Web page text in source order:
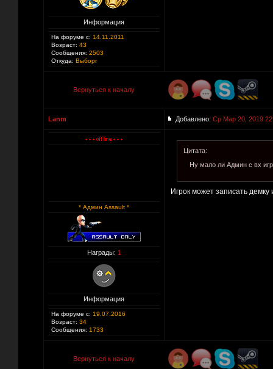
Информация
На форуме с: 14.11.2011
Возраст: 43
Сообщения: 2503
Откуда: Выборг
Вернуться к началу
Lanm Добавлено: Ср Мар 20, 2019
* Админ Assault *
Награды: 1
Информация
На форуме с: 19.07.2016
Возраст: 34
Сообщения: 1733
Цитата:
Ну мало ли Админ с вх
Игрок может записать
Вернуться к началу